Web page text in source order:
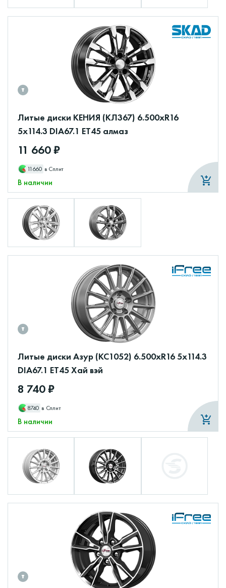
Литые диски КЕНИЯ (КЛ367) 6.500xR16
5x114.3 DIA67.1 ET45 алмаз
11 660 ₽
11660 в Сплит
В наличии
Литые диски Азур (КС1052) 6.500xR16 5x114.3
DIA67.1 ET45 Хай вэй
8 740 ₽
8740 в Сплит
В наличии